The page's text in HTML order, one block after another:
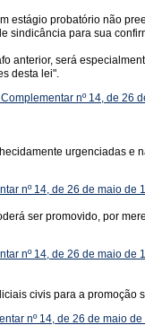
estágio probatório não
sindicância para sua
anterior, será
desta lei".
nº 14, de 26
urgenciadas
nº 14, de 26 de maio de
ser promovido, por
nº 14, de 26 de maio de
civis para a
nº 14, de 26 de maio de